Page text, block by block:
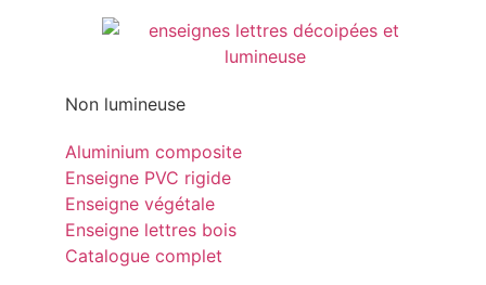
Non lumineuse
Aluminium composite
Enseigne PVC rigide
Enseigne végétale
Enseigne lettres bois
Catalogue complet